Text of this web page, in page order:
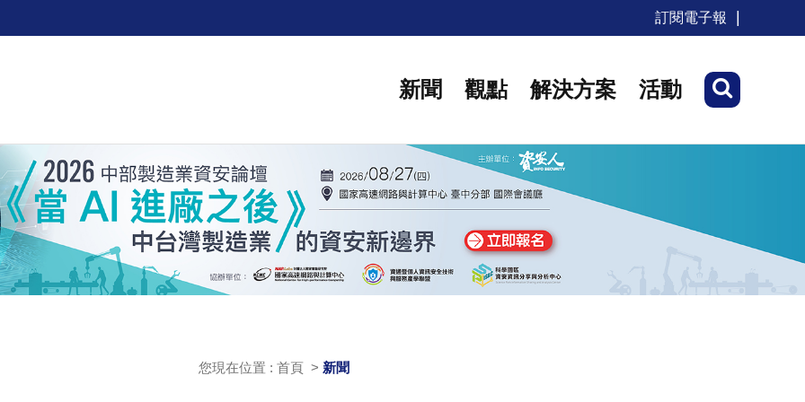
訂閱電子報
新聞 觀點 解決方案 活動
您現在位置 : 首頁 > 新聞